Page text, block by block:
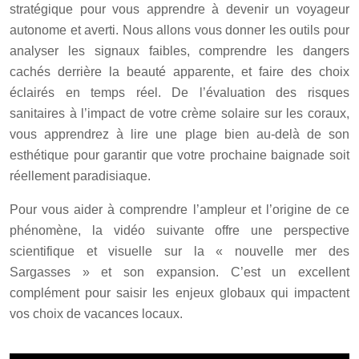
stratégique pour vous apprendre à devenir un voyageur
autonome et averti. Nous allons vous donner les outils pour
analyser les signaux faibles, comprendre les dangers
cachés derrière la beauté apparente, et faire des choix
éclairés en temps réel. De l’évaluation des risques
sanitaires à l’impact de votre crème solaire sur les coraux,
vous apprendrez à lire une plage bien au-delà de son
esthétique pour garantir que votre prochaine baignade soit
réellement paradisiaque.
Pour vous aider à comprendre l’ampleur et l’origine de ce
phénomène, la vidéo suivante offre une perspective
scientifique et visuelle sur la « nouvelle mer des
Sargasses » et son expansion. C’est un excellent
complément pour saisir les enjeux globaux qui impactent
vos choix de vacances locaux.